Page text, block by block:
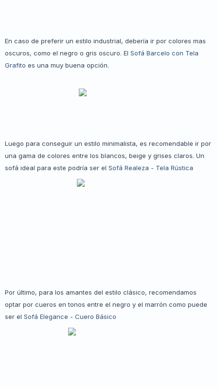
En caso de preferir un estilo industrial, debería ir por colores mas
oscuros, como el negro o gris oscuro. El Sofá Barcelo con Tela
Grafito es una muy buena opción.
Luego para conseguir un estilo minimalista, es recomendable ir por
una gama de colores entre los blancos, beige y grises claros. Un
sofá ideal para este podría ser el Sofá Realeza - Tela Rústica
Por último, para los amantes del estilo clásico, recomendamos
optar por cueros en tonos entre el negro y el marrón como puede
ser el Sofá Elegance - Cuero Básico